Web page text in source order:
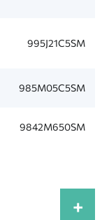
995J21C5SM
985M05C5SM
9842M650SM
+